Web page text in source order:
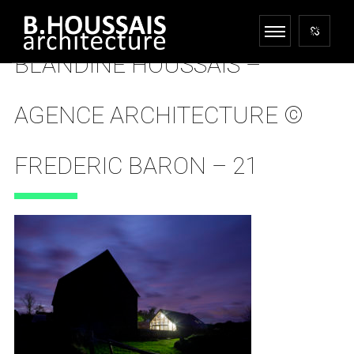
BLANDINE HOUSSAIS –
AGENCE ARCHITECTURE ©
FREDERIC BARON – 21